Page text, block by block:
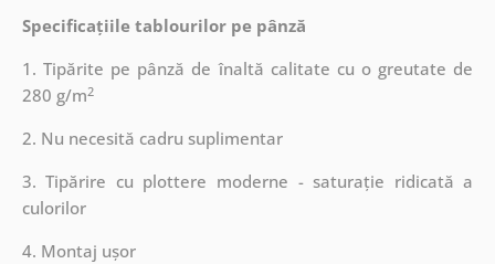
Specificațiile tablourilor pe pânză
1. Tipărite pe pânză de înaltă calitate cu o greutate de
280 g/m2
2. Nu necesită cadru suplimentar
3. Tipărire cu plottere moderne - saturație ridicată a
culorilor
4. Montaj ușor